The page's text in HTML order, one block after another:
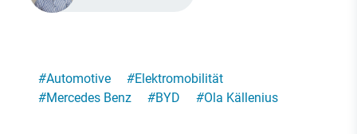
#Automotive #Elektromobilität
#Mercedes Benz #BYD #Ola Källenius